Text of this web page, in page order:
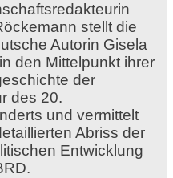
stellt die
Autorin Gisela
den Mittelpunkt ihrer
der
des 20.
und vermittelt
Abriss der
Entwicklung